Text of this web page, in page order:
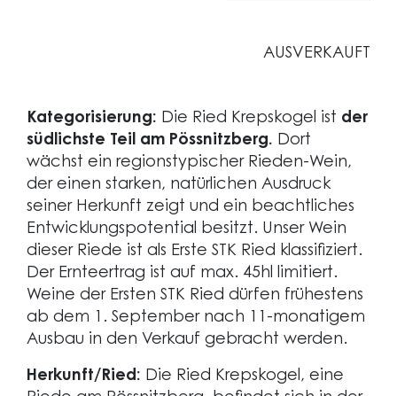
AUSVERKAUFT
Kategorisierung: Die Ried Krepskogel ist der
südlichste Teil am Pössnitzberg. Dort
wächst ein regionstypischer Rieden-Wein,
der einen starken, natürlichen Ausdruck
seiner Herkunft zeigt und ein beachtliches
Entwicklungspotential besitzt. Unser Wein
dieser Riede ist als Erste STK Ried klassifiziert.
Der Ernteertrag ist auf max. 45hl limitiert.
Weine der Ersten STK Ried dürfen frühestens
ab dem 1. September nach 11-monatigem
Ausbau in den Verkauf gebracht werden.
Herkunft/Ried: Die Ried Krepskogel, eine